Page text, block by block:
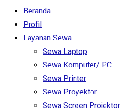
Beranda
Profil
Layanan Sewa
Sewa Laptop
Sewa Komputer/ PC
Sewa Printer
Sewa Proyektor
Sewa Screen Projektor